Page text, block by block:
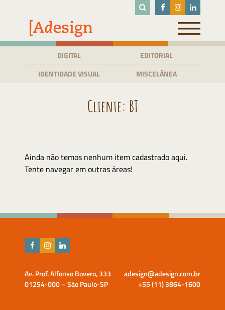
conteúdo
DIGITAL
EDITORIAL
IDENTIDADE VISUAL
MISCELÂNEA
Cliente: BT
Ainda não temos nenhum item cadastrado aqui.
Tente navegar em outras áreas!
Av. Prof. Alfonso Bovero, 333
01254-000 – São Paulo-SP
adesign@adesign.com.br
+55 (11) 3864-1600